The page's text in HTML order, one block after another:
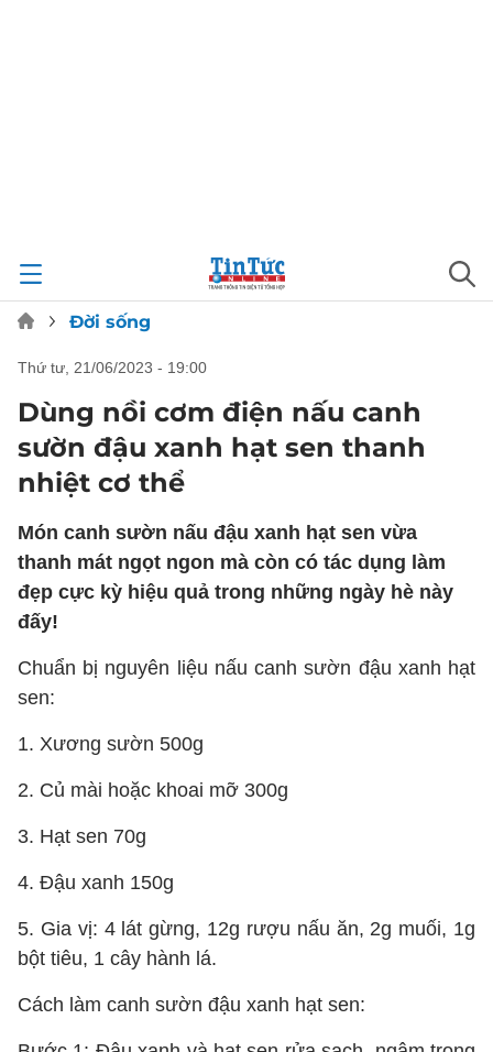
Đời sống
thứ tư, 21/06/2023 - 19:00
Dùng nồi cơm điện nấu canh
sườn đậu xanh hạt sen thanh
nhiệt cơ thể
Món canh sườn nấu đậu xanh hạt sen vừa
thanh mát ngọt ngon mà còn có tác dụng làm
đẹp cực kỳ hiệu quả trong những ngày hè này
đấy!
Chuẩn bị nguyên liệu nấu canh sườn đậu xanh hạt
sen:
1. Xương sườn 500g
2. Củ mài hoặc khoai mỡ 300g
3. Hạt sen 70g
4. Đậu xanh 150g
5. Gia vị: 4 lát gừng, 12g rượu nấu ăn, 2g muối, 1g
bột tiêu, 1 cây hành lá.
Cách làm canh sườn đậu xanh hạt sen: